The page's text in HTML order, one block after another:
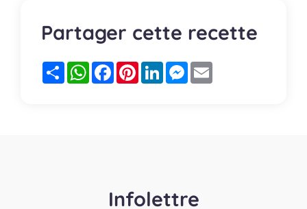
Partager cette recette
PartagerWhatsApp
FacebookPinterestLinkedInMessenger
Infolettre